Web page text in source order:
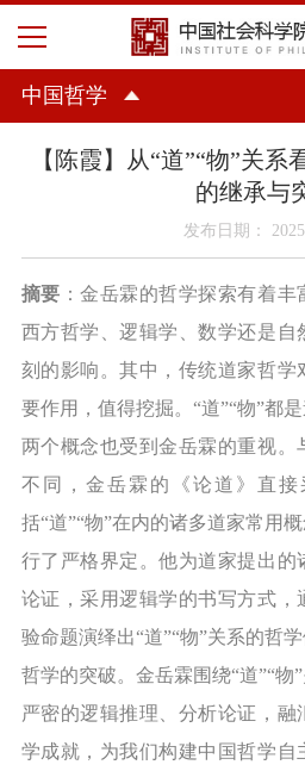
中国哲学
【陈霞】从“道”“物”关
的继承与
发布日期：
摘要 ：金岳霖的哲学探索有着
西方哲学、逻辑学、数学还是自
刻的影响。其中，传统道家哲学
要作用，值得挖掘。 “道”“物”都
两个概念也受到金岳霖的重视。
不同，金岳霖的《论道》直
括“道”“物”在内的诸多道家常用
行了严格界定。他为道家提出的
论证，采用逻辑学的书写方式，
验命题演绎出“道”“物”关系的哲
哲学的突破。金岳霖围绕“道”“物
严密的逻辑推理、分析论证，
学成就，为我们构建中国哲学自